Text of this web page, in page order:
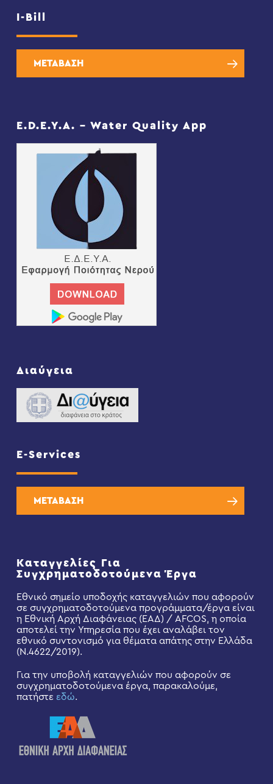
I-Bill
ΜΕΤΑΒΑΣΗ
E.D.E.Y.A. – Water Quality App
Διαύγεια
E-Services
ΜΕΤΑΒΑΣΗ
Καταγγελίες Για
Συγχρηματοδοτούμενα Έργα
Εθνικό σημείο υποδοχής καταγγελιών που αφορούν
σε συγχρηματοδοτούμενα προγράμματα/έργα είναι
η Εθνική Αρχή Διαφάνειας (ΕΑΔ) / AFCOS, η οποία
αποτελεί την Υπηρεσία που έχει αναλάβει τον
εθνικό συντονισμό για θέματα απάτης στην Ελλάδα
(Ν.4622/2019).
Για την υποβολή καταγγελιών που αφορούν σε
συγχρηματοδοτούμενα έργα, παρακαλούμε,
πατήστε εδώ.